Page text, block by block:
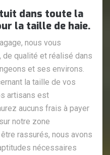
dans toute la
la taille de haie.
nous vous
qualité et réalisé dans
et ses environs.
la taille de vos
artisans est
aucuns frais à payer
notre zone
rassurés, nous avons
nécessaires